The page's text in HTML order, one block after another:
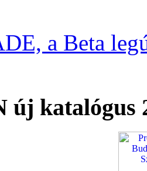
a Beta
új katalógus